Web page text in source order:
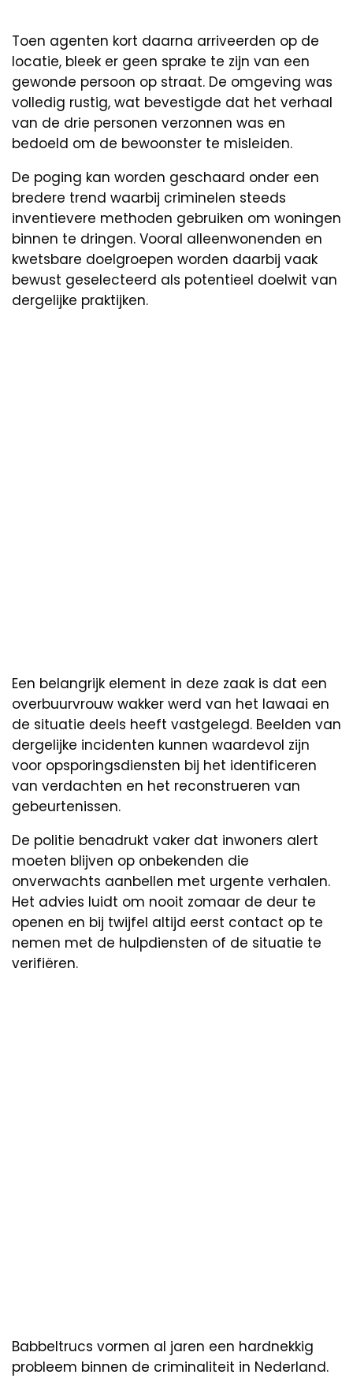
Toen agenten kort daarna arriveerden op de
locatie, bleek er geen sprake te zijn van een
gewonde persoon op straat. De omgeving was
volledig rustig, wat bevestigde dat het verhaal
van de drie personen verzonnen was en
bedoeld om de bewoonster te misleiden.
De poging kan worden geschaard onder een
bredere trend waarbij criminelen steeds
inventievere methoden gebruiken om woningen
binnen te dringen. Vooral alleenwonenden en
kwetsbare doelgroepen worden daarbij vaak
bewust geselecteerd als potentieel doelwit van
dergelijke praktijken.
Een belangrijk element in deze zaak is dat een
overbuurvrouw wakker werd van het lawaai en
de situatie deels heeft vastgelegd. Beelden van
dergelijke incidenten kunnen waardevol zijn
voor opsporingsdiensten bij het identificeren
van verdachten en het reconstrueren van
gebeurtenissen.
De politie benadrukt vaker dat inwoners alert
moeten blijven op onbekenden die
onverwachts aanbellen met urgente verhalen.
Het advies luidt om nooit zomaar de deur te
openen en bij twijfel altijd eerst contact op te
nemen met de hulpdiensten of de situatie te
verifiëren.
Babbeltrucs vormen al jaren een hardnekkig
probleem binnen de criminaliteit in Nederland.